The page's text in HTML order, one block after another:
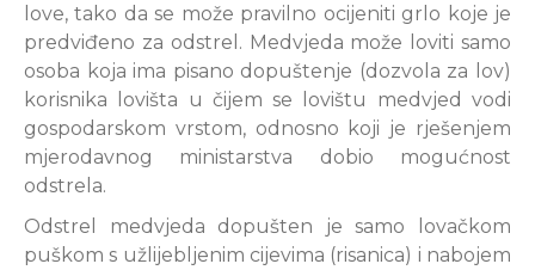
love, tako da se može pravilno ocijeniti grlo koje je
predviđeno za odstrel. Medvjeda može loviti samo
osoba koja ima pisano dopuštenje (dozvola za lov)
korisnika lovišta u čijem se lovištu medvjed vodi
gospodarskom vrstom, odnosno koji je rješenjem
mjerodavnog ministarstva dobio mogućnost
odstrela.
Odstrel medvjeda dopušten je samo lovačkom
puškom s užlijebljenim cijevima (risanica) i nabojem